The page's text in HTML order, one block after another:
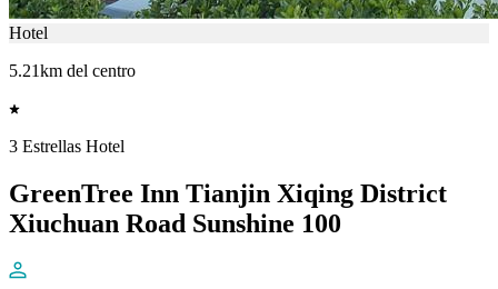
Hotel
5.21km del centro
3 Estrellas Hotel
GreenTree Inn Tianjin Xiqing District
Xiuchuan Road Sunshine 100